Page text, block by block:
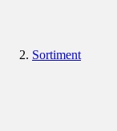
Sortiment